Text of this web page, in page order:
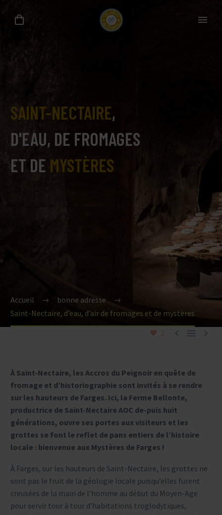
SAINT-NECTAIRE,
D'EAU, DE FROMAGES
ET DE MYSTÈRES
Accueil
bonne adresse
Saint-Nectaire, d’eau, d’air de fromages et de mystères
2
  
À Saint-Nectaire, les Accros du Peignoir en quête de
fromage et d’historiographie sont invités à se rendre
sur les hauteurs de Farges. Ici, la Ferme Bellonte,
productrice de Saint-Nectaire AOC de-puis huit
générations, ouvre ses portes aux visiteurs et les
grottes se font le reflet de pans entiers de l’histoire
locale : bienvenue aux Mystères de Farges !
À Farges, sur les hauteurs de Saint-Nectaire, les grottes ne
sont pas le fruit de la géologie locale puisqu’elles furent
creusées de la main de l’homme au début du Moyen-Age
pour servir tour à tour d’habitations troglodytiques,